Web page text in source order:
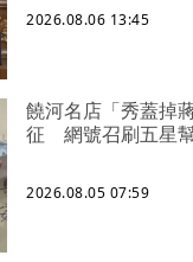
2026.08.06 13:45
饒河名店「秀蓋掉
征 網號召刷五星
2026.08.05 07:59